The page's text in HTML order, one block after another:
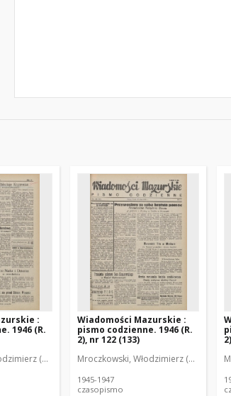
:
1946 (R.
(1902-1971). Redaktor
Wiadomości Mazurskie :
pismo codzienne. 1946 (R.
2), nr 122 (133)
Mroczkowski, Włodzimierz (1902-
1945-1947
czasopismo